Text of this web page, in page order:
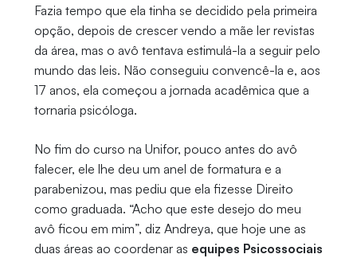
Fazia tempo que ela tinha se decidido pela primeira
opção, depois de crescer vendo a mãe ler revistas
da área, mas o avô tentava estimulá-la a seguir pelo
mundo das leis. Não conseguiu convencê-la e, aos
17 anos, ela começou a jornada acadêmica que a
tornaria psicóloga.
No fim do curso na Unifor, pouco antes do avô
falecer, ele lhe deu um anel de formatura e a
parabenizou, mas pediu que ela fizesse Direito
como graduada. “Acho que este desejo do meu
avô ficou em mim”, diz Andreya, que hoje une as
duas áreas ao coordenar as equipes Psicossociais